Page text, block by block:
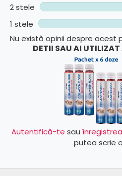
2 stele
1 stele
Nu există opinii despre acest
DETII SAU AI UTILIZAT
Autentifică-te sau
putea scrie